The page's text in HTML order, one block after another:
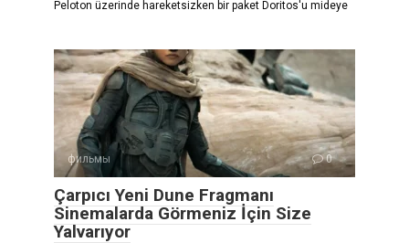
Peloton üzerinde hareketsizken bir paket Doritos'u mideye
фильмы 0
Çarpıcı Yeni Dune Fragmanı
Sinemalarda Görmeniz İçin Size
Yalvarıyor